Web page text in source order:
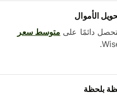
الأموال
دائمًا على متوسط ​​سعر
بلحظة